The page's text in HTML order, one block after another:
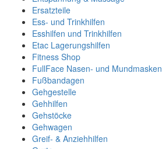
Ersatzteile
Ess- und Trinkhilfen
Esshilfen und Trinkhilfen
Etac Lagerungshilfen
Fitness Shop
FullFace Nasen- und Mundmasken
Fußbandagen
Gehgestelle
Gehhilfen
Gehstöcke
Gehwagen
Greif- & Anziehhilfen